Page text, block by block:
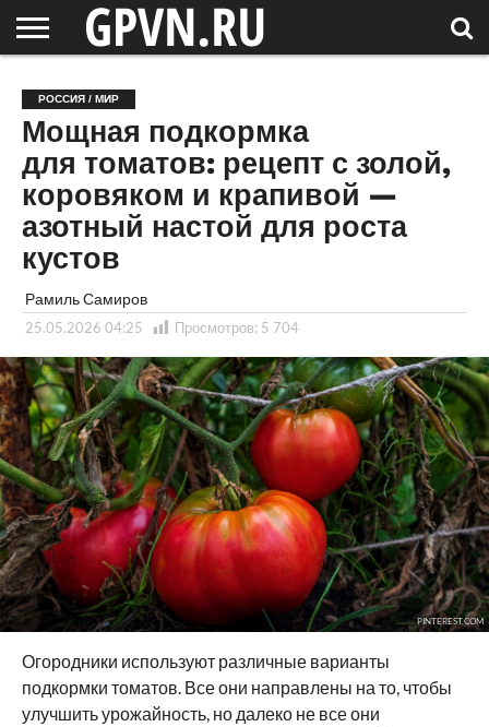
ОБЛАСТЬ
НОВОСТИ
СОСЕДЕЙ
РОССИЯ
/ МИР
СПЕЦПРОЕКТЫ
БЛОГ
СТАТЬИ
ФОТОРЕПОРТАЖИ
ИНТЕРВЬЮ
ОБЪЕКТЫ
ПОДБОРКИ
РОССИЯ / МИР
Мощная подкормка
для томатов: рецепт с золой,
коровяком и крапивой —
азотный настой для роста
кустов
Рамиль Самиров
25.05.2026 04:25 Просмотров: 5 704
PINTEREST.COM
Огородники используют различные варианты
подкормки томатов. Все они направлены на то, чтобы
улучшить урожайность, но далеко не все они